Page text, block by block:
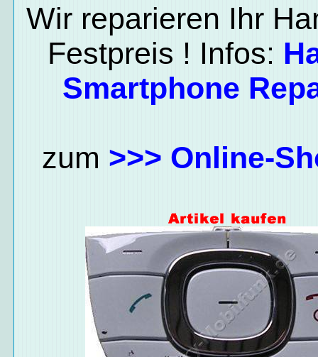
Wir reparieren Ihr
Festpreis ! Infos:
Smartphone
zum >>> Online-